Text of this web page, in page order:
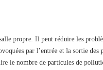
propre. Il peut réduire les
par l’entrée et la sortie des
le nombre de particules de